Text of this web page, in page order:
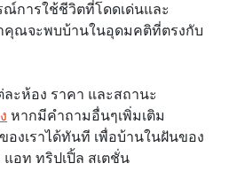
การใช้ชีวิตที่โดดเด่นและ
คุณจะพบบ้านในอุดมคติที่ตรงกับ
ะห้อง ราคา และสถานะ
หากมีคำถามอื่นๆเพิ่มเติม
งเราได้ทันที เพื่อบ้านในฝันของ
อท ทริปเปิ้ล สเตชั่น